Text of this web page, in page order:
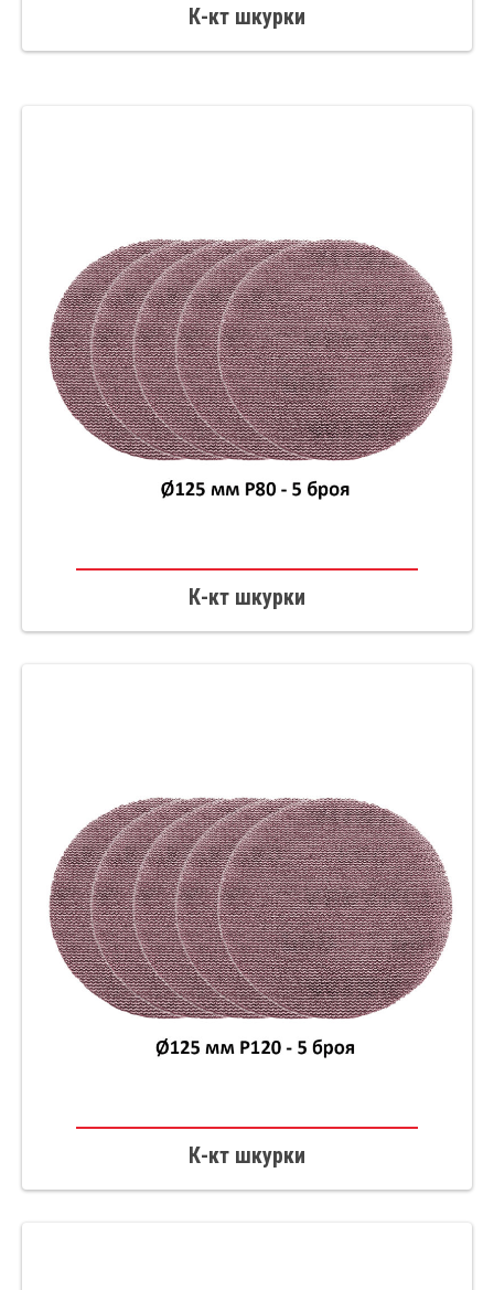
К-кт шкурки
К-кт шкурки
К-кт шкурки